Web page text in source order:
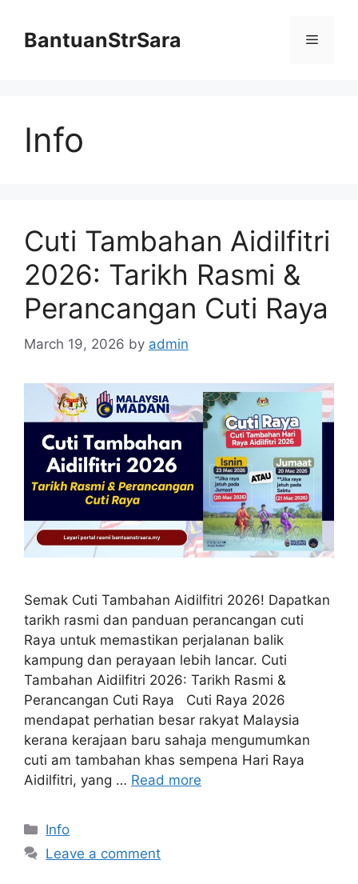
contentBantuanStrSara Menu
Info
Cuti Tambahan Aidilfitri
2026: Tarikh Rasmi &
Perancangan Cuti Raya
March 19, 2026 by admin
Semak Cuti Tambahan Aidilfitri 2026! Dapatkan
tarikh rasmi dan panduan perancangan cuti
Raya untuk memastikan perjalanan balik
kampung dan perayaan lebih lancar. Cuti
Tambahan Aidilfitri 2026: Tarikh Rasmi &
Perancangan Cuti Raya Cuti Raya 2026
mendapat perhatian besar rakyat Malaysia
kerana kerajaan baru sahaja mengumumkan
cuti am tambahan khas sempena Hari Raya
Aidilfitri, yang … Read more
Categories
Info
Leave a comment